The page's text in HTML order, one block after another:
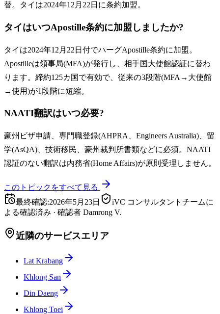
替。タイは2024年12月22日に条約加盟。
タイはいつApostille条約に加盟しましたか?
タイは2024年12月22日付でハーグApostille条約に加盟。
Apostilleは領事局(MFA)が発行し、相手国大使館認証に替わ
ります。締約125カ国で有効で、従来の3段階(MFA→大使館
→使用)が1段階に短縮。
NAATI翻訳はいつ必要?
豪州ビザ申請、専門職登録(AHPRA、Engineers Australia)、留
学(AsQA)、技術移民、豪州裁判所書類などに必須。NAATI
認証のない翻訳は内務省(Home Affairs)が原則受理しません。
このトピックをすべて見る
最終確認:2026年5月23日
iVC コンサルタントチームに
よる確認済み · 確認者 Damrong V.
近隣のサービスエリア
Lat Krabang
Khlong San
Din Daeng
Khlong Toei